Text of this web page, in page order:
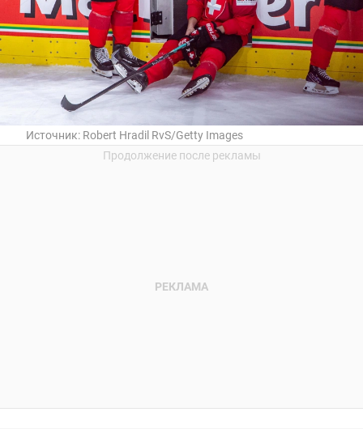
Источник: Robert Hradil RvS/Getty Images